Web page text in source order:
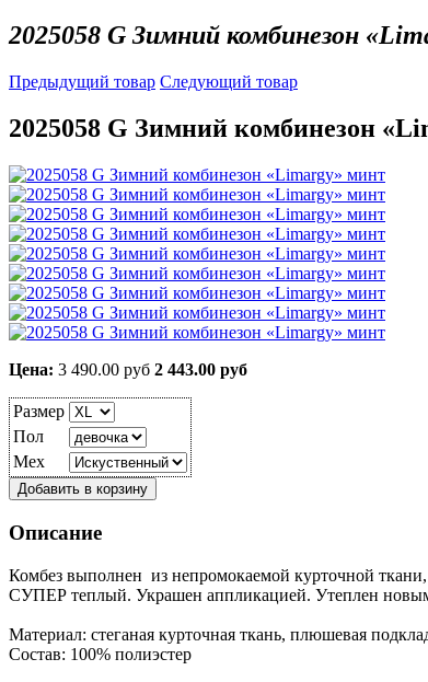
2025058 G Зимний комбинезон
Предыдущий товар Следующий товар
2025058 G Зимний комбинезон
Цена: 3 490.00 руб 2 443.00 руб
Размер
Пол
Мех
Описание
Комбез выполнен из непромокаемой курточной
СУПЕР теплый. Украшен аппликацией. Утеплен
Материал: стеганая курточная ткань, плюшевая
Состав: 100% полиэстер